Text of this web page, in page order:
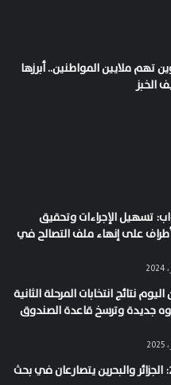
تهم ملايين المواطنين.. أبرزها
الخبز
تسهيل الإجراءات وتحقيق
على إنهاء ملف التصالح في
نتائج انتخابات المرحلة الثانية
جديدة وترسخ قاعدة الصندوق
كأس العرب 2025: الجزائر والبحرين يتصارعان في بحث